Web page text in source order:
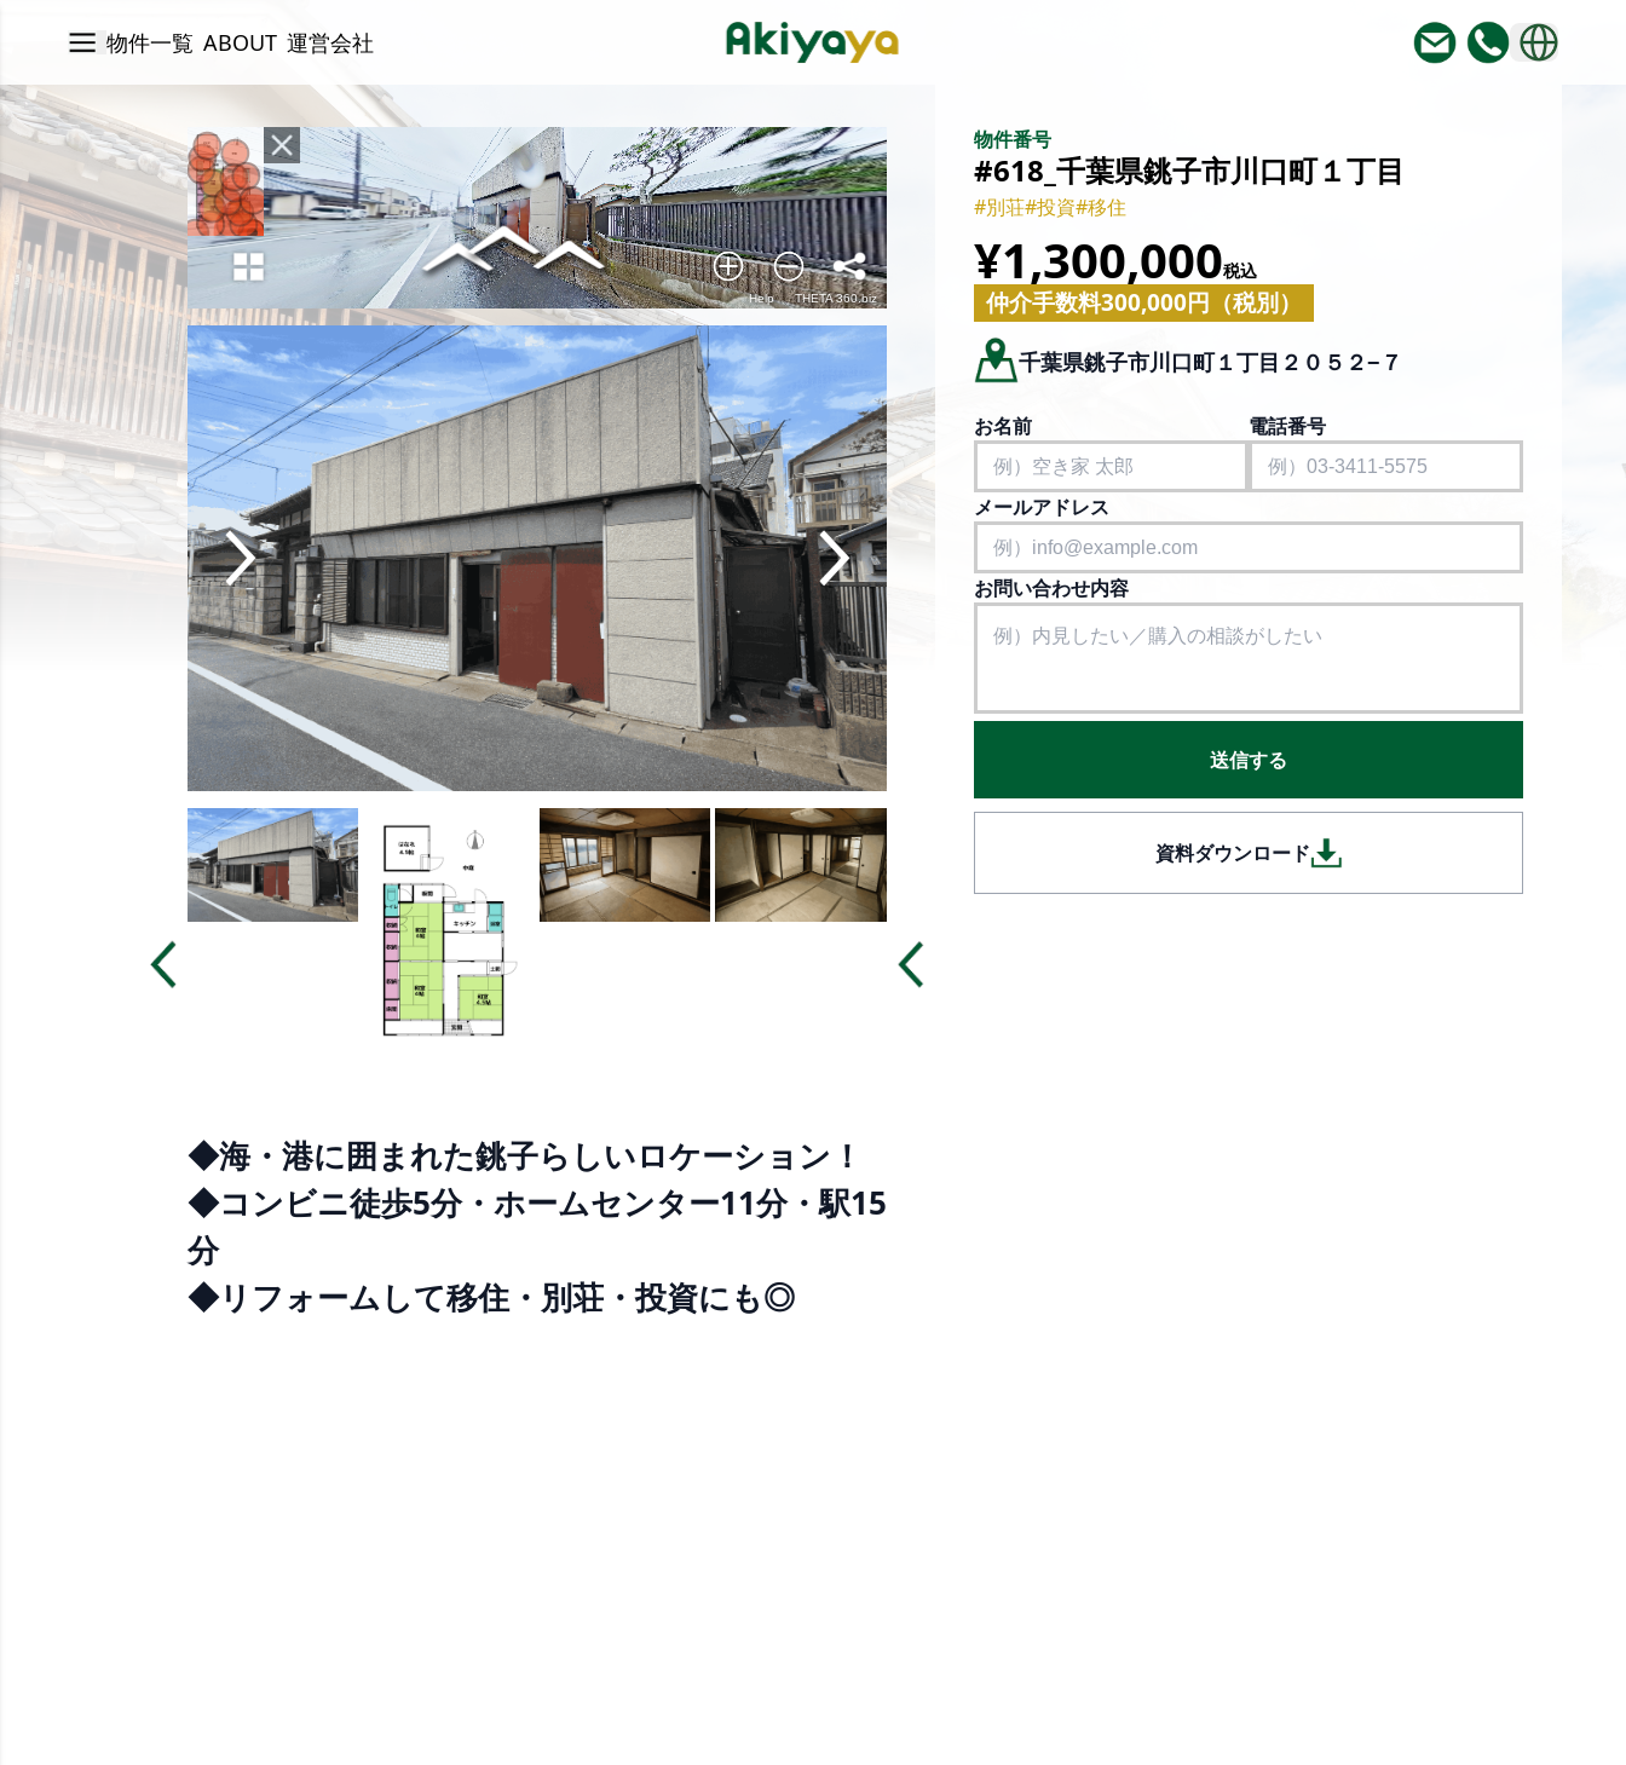
物件一覧 ABOUT 運営会社
◆海・港に囲まれた銚子らしいロケーション！
◆コンビニ徒歩5分・ホームセンター11分・駅15
分
◆リフォームして移住・別荘・投資にも◎
物件番号
#618_千葉県銚子市川口町１丁目
#別荘#投資#移住
¥1,300,000税込
仲介手数料300,000円（税別）
千葉県銚子市川口町１丁目２０５２−７
お名前 電話番号
メールアドレス
お問い合わせ内容
送信する
資料ダウンロード